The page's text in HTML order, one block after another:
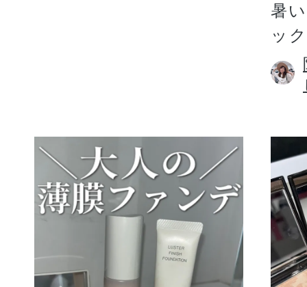
スキンケア
暑
ッ